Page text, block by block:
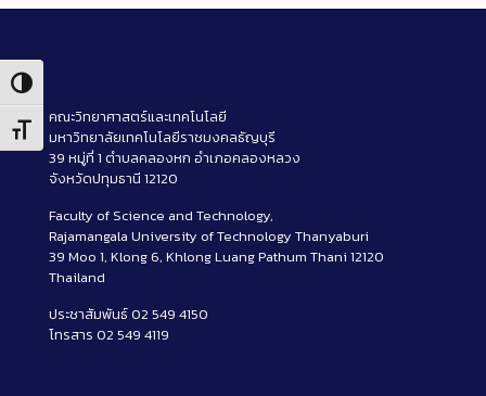
Toggle High Contrast
Toggle Font size
คณะวิทยาศาสตร์และเทคโนโลยี
มหาวิทยาลัยเทคโนโลยีราชมงคลธัญบุรี
39 หมู่ที่ 1 ตำบลคลองหก อำเภอคลองหลวง
จังหวัดปทุมธานี 12120
Faculty of Science and Technology,
Rajamangala University of Technology Thanyaburi
39 Moo 1, Klong 6, Khlong Luang Pathum Thani 12120
Thailand
ประชาสัมพันธ์ 02 549 4150
โทรสาร 02 549 4119